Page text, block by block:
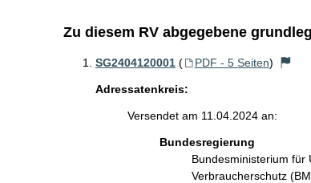
Zu diesem RV abgegebene
SG2404120001 ( PDF - 5 Seiten)
Adressatenkreis:
Versendet am 11.04.2024 an:
Bundesregierung
Bundesministerium für
Verbraucherschutz